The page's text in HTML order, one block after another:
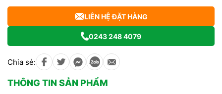
LIÊN HỆ ĐẶT HÀNG
0243 248 4079
Chia sẻ:
THÔNG TIN SẢN PHẨM